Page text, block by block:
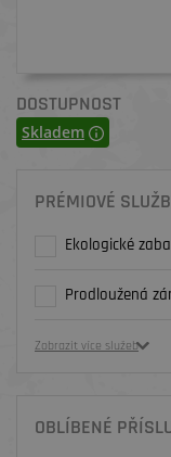
DOSTUPNOST
Skladem
PRÉMIOVÉ
Ekologické
Prodloužená
Zobrazit více služeb
OBLÍBENÉ